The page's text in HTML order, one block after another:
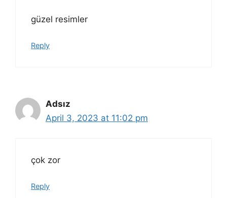
güzel resimler
Reply
Adsız
April 3, 2023 at 11:02 pm
çok zor
Reply